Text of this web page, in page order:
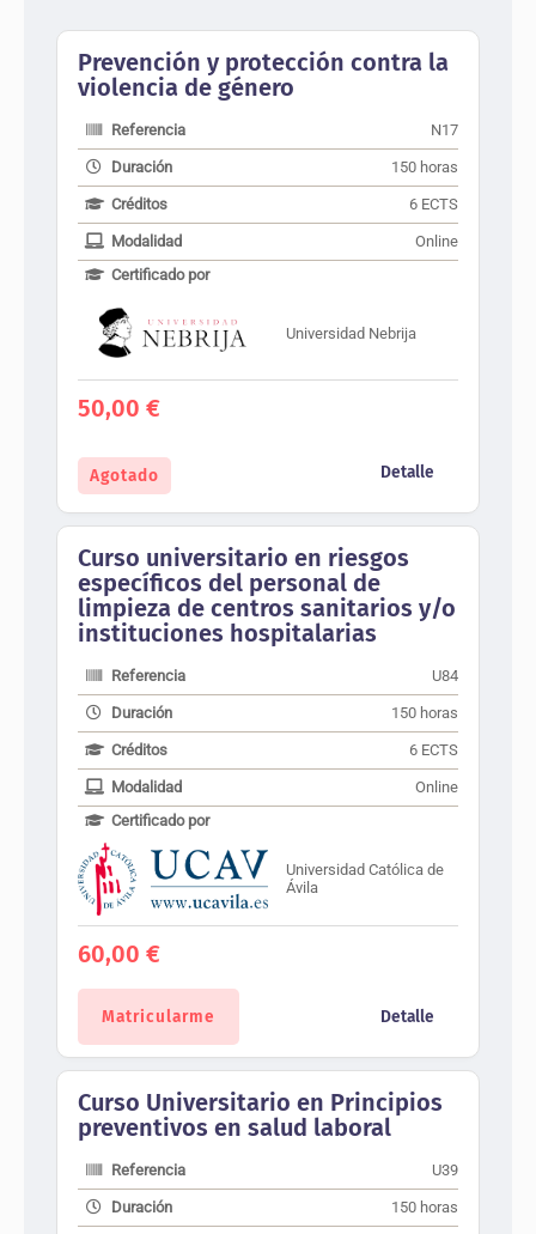
Prevención y protección contra la
violencia de género
Referencia N17
Duración 150 horas
Créditos 6 ECTS
Modalidad
Online
Certificado por
Universidad Nebrija
50,00 €
Agotado Detalle
Curso universitario en riesgos
específicos del personal de
limpieza de centros sanitarios y/o
instituciones hospitalarias
Referencia U84
Duración 150 horas
Créditos 6 ECTS
Modalidad
Online
Certificado por
Universidad Católica de
Ávila
60,00 €
Matricularme Detalle
Curso Universitario en Principios
preventivos en salud laboral
Referencia U39
Duración 150 horas